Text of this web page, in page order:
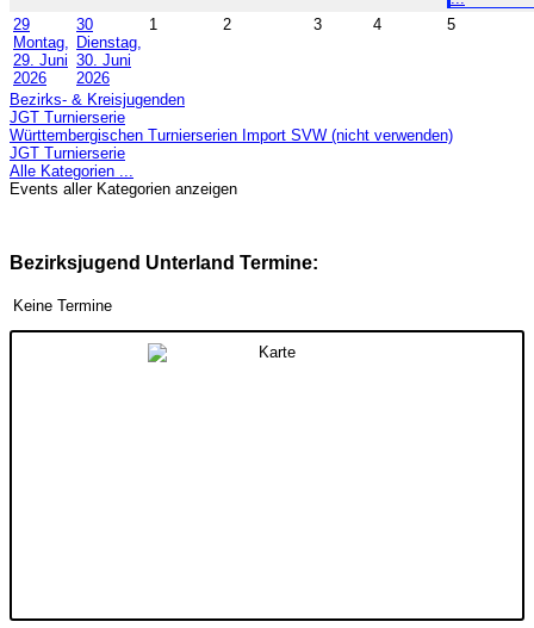
29
Montag,
29. Juni
2026
30
Dienstag,
30. Juni
2026
1 2 3 4 5
Bezirks- & Kreisjugenden
JGT Turnierserie
Württembergischen Turnierserien Import SVW (nicht verwenden)
JGT Turnierserie
Alle Kategorien ...
Events aller Kategorien anzeigen
Bezirksjugend Unterland Termine:
Keine Termine